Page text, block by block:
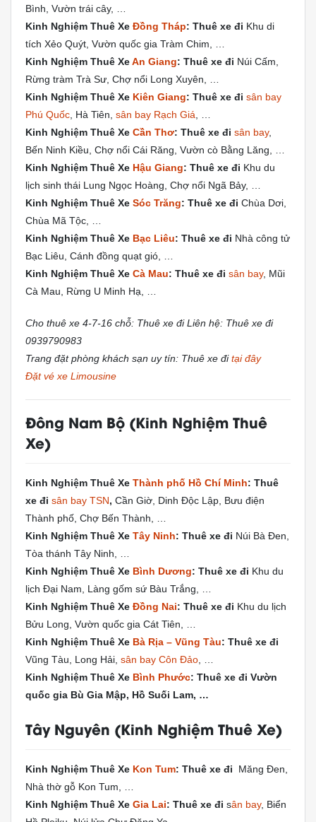
Bình, Vườn trái cây, …
Kinh Nghiệm Thuê Xe Đồng Tháp: Thuê xe đi Khu di
tích Xẻo Quýt, Vườn quốc gia Tràm Chim, …
Kinh Nghiệm Thuê XeAn Giang: Thuê xe đi Núi Cấm,
Rừng tràm Trà Sư, Chợ nổi Long Xuyên, …
Kinh Nghiệm Thuê Xe Kiên Giang: Thuê xe đi sân bay
Phú Quốc , Hà Tiên, sân bay Rạch Giá
Kinh Nghiệm Thuê Xe Cần Thơ: Thuê xe đi sân bay,
Bến Ninh Kiều, Chợ nổi Cái Răng, Vườn cò Bằng Lăng, …
Kinh Nghiệm Thuê Xe Hậu Giang: Thuê xe đi Khu du
lịch sinh thái Lung Ngọc Hoàng, Chợ nổi Ngã Bảy, …
Kinh Nghiệm Thuê Xe Sóc Trăng: Thuê xe đi Chùa Dơi,
Chùa Mã Tộc, …
Kinh Nghiệm Thuê Xe Bạc Liêu: Thuê xe đi Nhà công tử
Bạc Liêu, Cánh đồng quạt gió, …
Kinh Nghiệm Thuê Xe Cà Mau: Thuê xe đi sân bay, Mũi
Cà Mau, Rừng U Minh Hạ, …
Cho thuê xe 4-7-16 chỗ: Thuê xe đi Liên hệ: Thuê xe đi
0939790983
Trang đặt phòng khách sạn uy tín: Thuê xe đitại đây
Đặt vé xe Limousine
Đông Nam Bộ (Kinh Nghiệm Thuê
Xe)
Kinh Nghiệm Thuê Xe Thành phố Hồ Chí Minh: Thuê
xe đi sân bay TSN, Cần Giờ, Dinh Độc Lập, Bưu điện
Thành phố, Chợ Bến Thành, …
Kinh Nghiệm Thuê Xe Tây Ninh: Thuê xe đi Núi Bà Đen,
Tòa thánh Tây Ninh, …
Kinh Nghiệm Thuê Xe Bình Dương: Thuê xe đi Khu du
lịch Đại Nam, Làng gốm sứ Bàu Trắng, …
Kinh Nghiệm Thuê Xe Đồng Nai: Thuê xe đi Khu du lịch
Bửu Long, Vườn quốc gia Cát Tiên, …
Kinh Nghiệm Thuê Xe Bà Rịa – Vũng Tàu: Thuê xe đi
Vũng Tàu, Long Hải, sân bay Côn Đảo
Kinh Nghiệm Thuê Xe Bình Phước: Thuê xe đi Vườn
quốc gia Bù Gia Mập, Hồ Suối Lam, …
Tây Nguyên (Kinh Nghiệm Thuê Xe)
Kinh Nghiệm Thuê Xe Kon Tum: Thuê xe đi Măng Đen,
Nhà thờ gỗ Kon Tum, …
Kinh Nghiệm Thuê Xe Gia Lai: Thuê xe đi sân bay, Biển